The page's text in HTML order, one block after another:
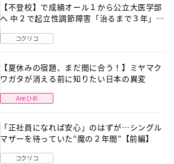
【不登校】で成績オール１から公立大医学部
へ 中２で起立性調節障害「治るまで３年」の
コクリコ
【夏休みの宿題、まだ間に合う！】ミヤマク
ワガタが消える前に知りたい日本の異変
Aneひめ
「正社員になれば安心」のはずが…シングル
マザーを待っていた“魔の２年間”【前編】
コクリコ